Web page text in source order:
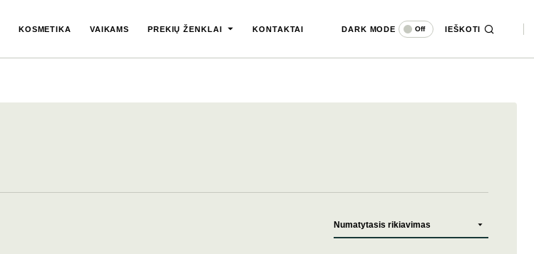
KOSMETIKA VAIKAMS PREKIŲ ŽENKLAI KONTAKTAI DARK MODE Off IEŠKOTI